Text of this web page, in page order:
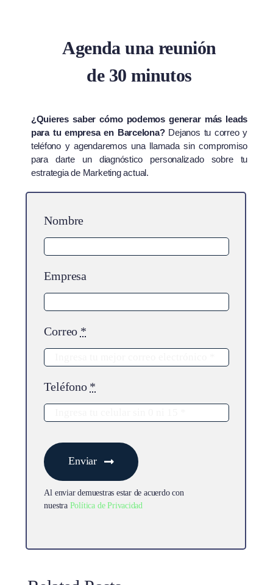
Agenda una reunión
de 30 minutos
¿Quieres saber cómo podemos generar más leads
para tu empresa en Barcelona?Dejanos tu correo y
teléfono y agendaremos una llamada sin compromiso
para darte un diagnóstico personalizado sobre tu
estrategia de Marketing actual.
Nombre
Empresa
Correo *
Teléfono *
Enviar
Al enviar demuestras estar de acuerdo con
nuestra Política de Privacidad